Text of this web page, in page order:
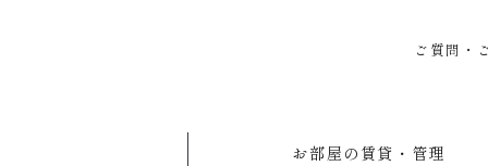
ご質問・
お部屋の賃貸・管理